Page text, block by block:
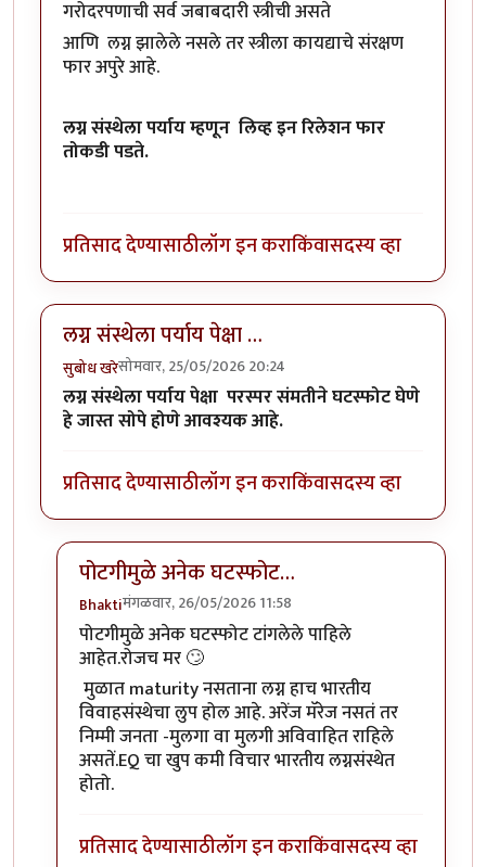
गरोदरपणाची सर्व जबाबदारी स्त्रीची असते
आणि लग्न झालेले नसले तर स्त्रीला कायद्याचे संरक्षण
फार अपुरे आहे.
लग्न संस्थेला पर्याय म्हणून लिव्ह इन रिलेशन फार
तोकडी पडते.
प्रतिसाद देण्यासाठीलॉग इन कराकिंवासदस्य व्हा
लग्न संस्थेला पर्याय पेक्षा …
सुबोध खरेसोमवार, 25/05/2026 20:24
लग्न संस्थेला पर्याय पेक्षा परस्पर संमतीने घटस्फोट घेणे
हे जास्त सोपे होणे आवश्यक आहे.
प्रतिसाद देण्यासाठीलॉग इन कराकिंवासदस्य व्हा
पोटगीमुळे अनेक घटस्फोट…
Bhaktiमंगळवार, 26/05/2026 11:58
In reply toलग्न संस्थेला पर्याय पेक्षा …by
पोटगीमुळे अनेक घटस्फोट टांगलेले पाहिले
आहेत.रोजच मर 🙄
मुळात maturity नसताना लग्न हाच भारतीय
विवाहसंस्थेचा लुप होल आहे. अरेंज मॅरेज नसतं तर
निम्मी जनता -मुलगा वा मुलगी अविवाहित राहिले
असतें.EQ चा खुप कमी विचार भारतीय लग्नसंस्थेत
होतो.
प्रतिसाद देण्यासाठीलॉग इन कराकिंवासदस्य व्हा